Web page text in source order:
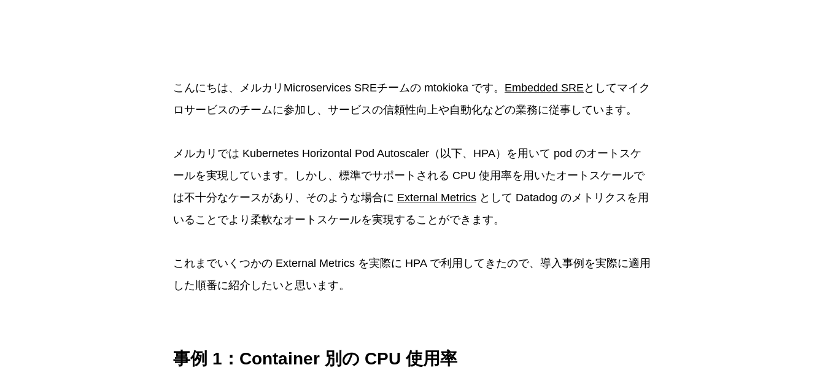
こんにちは、メルカリMicroservices SREチームの mtokioka です。 Embedded SRE としてマイク
ロサービスのチームに参加し、サービスの信頼性向上や自動化などの業務に従事しています。
メルカリでは Kubernetes Horizontal Pod Autoscaler（以下、HPA）を用いて pod のオートスケ
ールを実現しています。しかし、標準でサポートされる CPU 使用率を用いたオートスケールで
は不十分なケースがあり、そのような場合に External Metrics として Datadog のメトリクスを用
いることでより柔軟なオートスケールを実現することができます。
これまでいくつかの External Metrics を実際に HPA で利用してきたので、導入事例を実際に適用
した順番に紹介したいと思います。
事例 1：Container 別の CPU 使用率